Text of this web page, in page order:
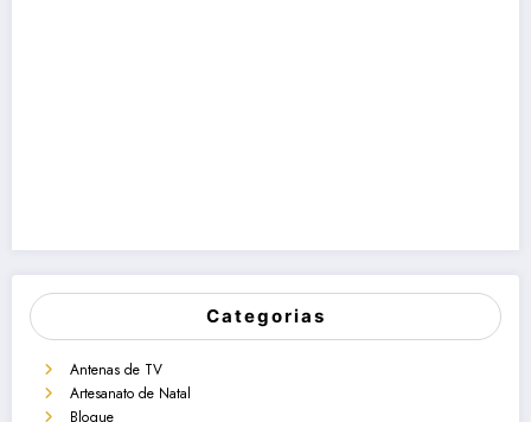
Categorias
Antenas de TV
Artesanato de Natal
Blogue